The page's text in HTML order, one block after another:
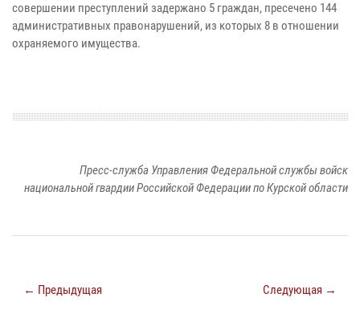
совершении преступлений задержано 5 граждан, пресечено 144
административных правонарушений, из которых 8 в отношении
охраняемого имущества.
Пресс-служба Управления Федеральной службы войск
национальной гвардии Российской Федерации по Курской области
← Предыдущая Следующая →